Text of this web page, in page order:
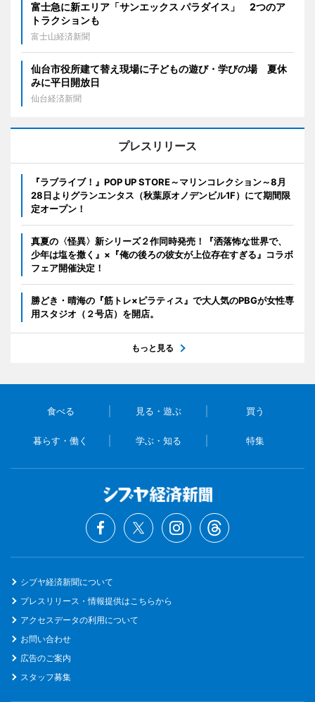
富士急に新エリア「サンエックス パラダイス」 2つのア
トラクションも
富士山経済新聞
仙台市役所建て替え現場に子どもの遊び・学びの場 夏休
みに平日開放日
仙台経済新聞
プレスリリース
『ラブライブ！』POP UP STORE～マリンコレクション～8月
28日よりグランエンタス（秋葉原オノデンビル1F）にて期間限
定オープン！
真夏の〈怪異〉新シリーズ２作同時発売！『洒落怖な世界で、
少年は塩を撒く』×『俺の後ろの彼女が上位存在すぎる』コラボ
フェア開催決定！
勝どき・晴海の『筋トレ×ピラティス』で大人気のPBGが女性専
用スタジオ（２号店）を開店。
もっと見る
食べる 見る・遊ぶ 買う
暮らす・働く 学ぶ・知る 特集
シブヤ経済新聞について
プレスリリース・情報提供はこちらから
アクセスデータの利用について
お問い合わせ
広告のご案内
スタッフ募集